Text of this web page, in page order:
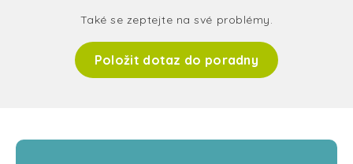
Také se zeptejte na své problémy.
Položit dotaz do poradny